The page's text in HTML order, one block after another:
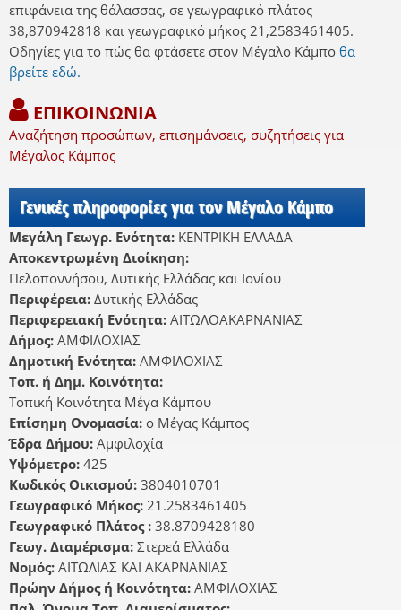
επιφάνεια της θάλασσας, σε γεωγραφικό πλάτος
38,870942818 και γεωγραφικό μήκος 21,2583461405.
Οδηγίες για το πώς θα φτάσετε στον Μέγαλο Κάμπο θα
βρείτε εδώ.
ΕΠΙΚΟΙΝΩΝΙΑ
Αναζήτηση προσώπων, επισημάνσεις, συζητήσεις για
Μέγαλος Κάμπος
Γενικές πληροφορίες για τον Μέγαλο Κάμπο
Μεγάλη Γεωγρ. Ενότητα: ΚΕΝΤΡΙΚΗ ΕΛΛΑΔΑ
Αποκεντρωμένη Διοίκηση:
Πελοποννήσου, Δυτικής Ελλάδας και Ιονίου
Περιφέρεια: Δυτικής Ελλάδας
Περιφερειακή Ενότητα: ΑΙΤΩΛΟΑΚΑΡΝΑΝΙΑΣ
Δήμος: ΑΜΦΙΛΟΧΙΑΣ
Δημοτική Ενότητα: ΑΜΦΙΛΟΧΙΑΣ
Τοπ. ή Δημ. Κοινότητα:
Τοπική Κοινότητα Μέγα Κάμπου
Επίσημη Ονομασία: ο Μέγας Κάμπος
Έδρα Δήμου: Αμφιλοχία
Υψόμετρο: 425
Κωδικός Οικισμού: 3804010701
Γεωγραφικό Μήκος: 21.2583461405
Γεωγραφικό Πλάτος : 38.8709428180
Γεωγ. Διαμέρισμα: Στερεά Ελλάδα
Νομός: ΑΙΤΩΛΙΑΣ ΚΑΙ ΑΚΑΡΝΑΝΙΑΣ
Πρώην Δήμος ή Κοινότητα: ΑΜΦΙΛΟΧΙΑΣ